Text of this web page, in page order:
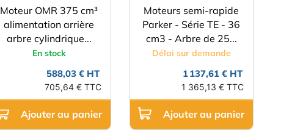
Moteur OMR 375 cm³
alimentation arrière
arbre cylindrique...
En stock
588,03 € HT
705,64 € TTC
Ajouter au panier
Moteurs semi-rapide
Parker - Série TE - 36
cm3 - Arbre de 25...
Délai sur demande
1 137,61 € HT
1 365,13 € TTC
Ajouter au panier